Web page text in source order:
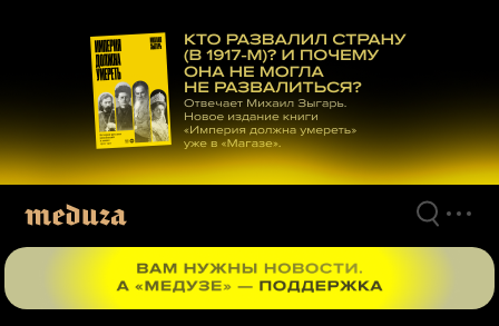
материалам